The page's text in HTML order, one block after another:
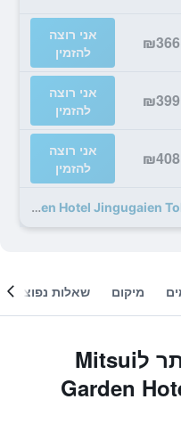
₪366
אני רוצה
להזמין
₪399
אני רוצה
להזמין
₪408
אני רוצה
להזמין
60 מבצעים נוספים לMitsui Garden Hotel Jingugaien Tokyo Premier
מיקום שאלות נפוצות
המבצעים הטובים ביותר לMitsui
Garden